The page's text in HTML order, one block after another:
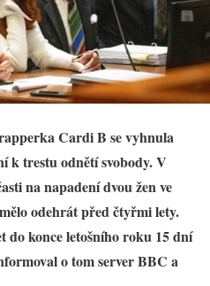
Cardi B se vyhnula
k trestu odnětí svobody. V
na napadení dvou žen ve
odehrát před čtyřmi lety.
do konce letošního roku 15 dní
o tom server BBC a